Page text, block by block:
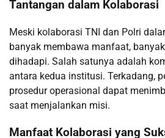
Tantangan dalam Kolaborasi
Meski kolaborasi TNI dan Polri
banyak membawa manfaat,
dihadapi. Salah satunya adalah
antara kedua institusi. Terkadang,
prosedur operasional dapat
saat menjalankan misi.
Manfaat Kolaborasi yang